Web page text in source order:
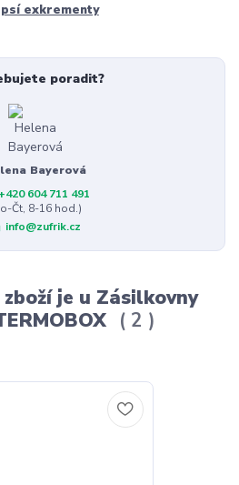
psí exkrementy
poradit?
Bayerová
+420 604 711 491
Čt, 8-16 hod.)
info@zufrik.cz
je u Zásilkovny
2